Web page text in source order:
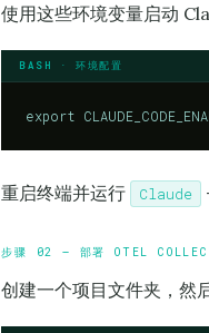
使用这些环境变量启动
BASH · 环境配置
export
重启终端并运行 Claude
步骤 02 — 部署 OTEL
创建一个项目文件夹，然